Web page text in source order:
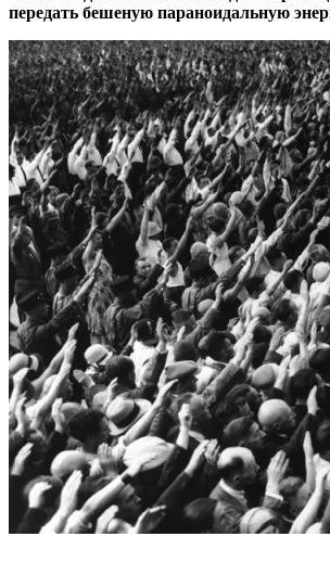
передать бешеную параноидальную